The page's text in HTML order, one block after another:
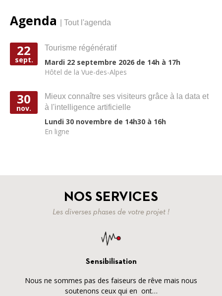
Agenda | Tout l'agenda
Tourisme régénératif
22
sept.
Mardi 22 septembre 2026 de 14h à 17h
Hôtel de la Vue-des-Alpes
Mieux connaître ses visiteurs grâce à la data et
à l'intelligence artificielle
30
nov.
Lundi 30 novembre de 14h30 à 16h
En ligne
NOS SERVICES
Les diverses phases de votre projet !
Sensibilisation
Nous ne sommes pas des faiseurs de rêve mais nous
soutenons ceux qui en ont…